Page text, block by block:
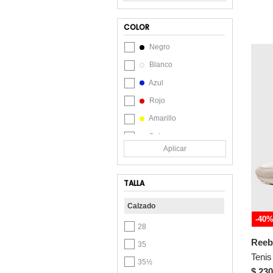
Bata
BATA COMFIT
BONT
Bosi
Bosi Bambino
BR Sport
Bubblegummers
Bubble Gummers
COLOR
Negro
Blanco
Azul
Rojo
Amarillo
Beige
Marrón
Naranja
Violeta
Aplicar
TALLA
Calzado
28
35
35½
-40%